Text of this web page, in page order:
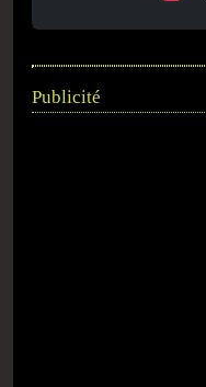
Publicité